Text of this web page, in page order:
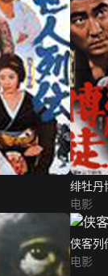
绯牡丹
电影
侠客列
电影